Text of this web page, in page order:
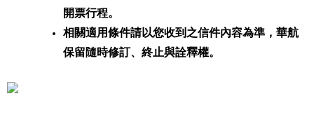
開票行程。
相關適用條件請以您收到之信件內容為準，華航
保留隨時修訂、終止與詮釋權。